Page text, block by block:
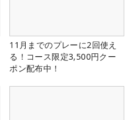
11月までのプレーに2回使え
る！コース限定3,500円クー
ポン配布中！